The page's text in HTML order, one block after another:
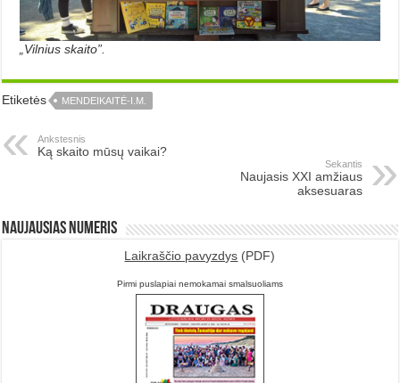
„Vilnius skaito”.
Etiketės MENDEIKAITĖ-I.M.
Ankstesnis
Ką skaito mūsų vaikai?
Sekantis
Naujasis XXI amžiaus
aksesuaras
Naujausias numeris
Laikraščio pavyzdys (PDF)
Pirmi puslapiai nemokamai smalsuoliams